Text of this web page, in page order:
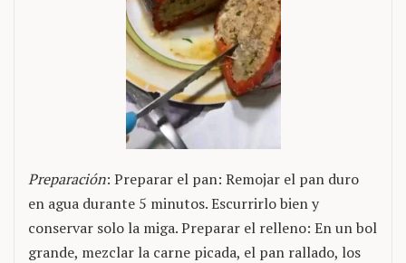
Preparación: Preparar el pan: Remojar el pan duro
en agua durante 5 minutos. Escurrirlo bien y
conservar solo la miga. Preparar el relleno: En un bol
grande, mezclar la carne picada, el pan rallado, los